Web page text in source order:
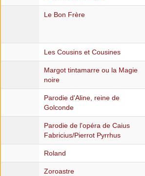
Le Bon Frère
Les Cousins et Cousines
Margot tintamarre ou la Magie
noire
Parodie d'Aline, reine de
Golconde
Parodie de l'opéra de Caius
Fabricius/Pierrot Pyrrhus
Roland
Zoroastre